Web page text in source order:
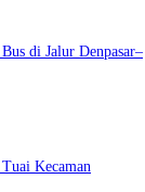
di Jalur Denpasar–
Kecaman